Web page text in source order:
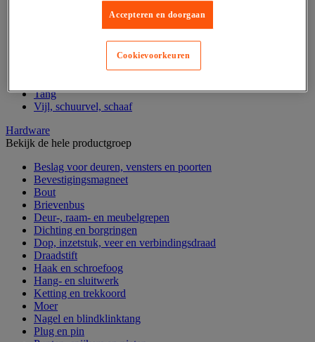
Hamer en slagwerktuig
Momentsleutel en schroevendraaier
Schroevendraaier en schroefbit
Tang
Vijl, schuurvel, schaaf
Hardware
Bekijk de hele productgroep
Beslag voor deuren, vensters en poorten
Bevestigingsmagneet
Bout
Brievenbus
Deur-, raam- en meubelgrepen
Dichting en borgringen
Dop, inzetstuk, veer en verbindingsdraad
Draadstift
Haak en schroefoog
Hang- en sluitwerk
Ketting en trekkoord
Moer
Nagel en blindklinktang
Plug en pin
Accepteren en doorgaan
Cookievoorkeuren